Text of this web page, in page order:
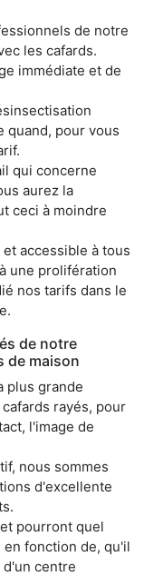
de notre
les cafards.
immédiate et de
pour vous
qui concerne
aurez la
ceci à moindre
accessible à tous
une prolifération
nos tarifs dans le
de notre
de maison
plus grande
rayés, pour
l'image de
nous sommes
d'excellente
pourront quel
fonction de, qu'il
d'un centre